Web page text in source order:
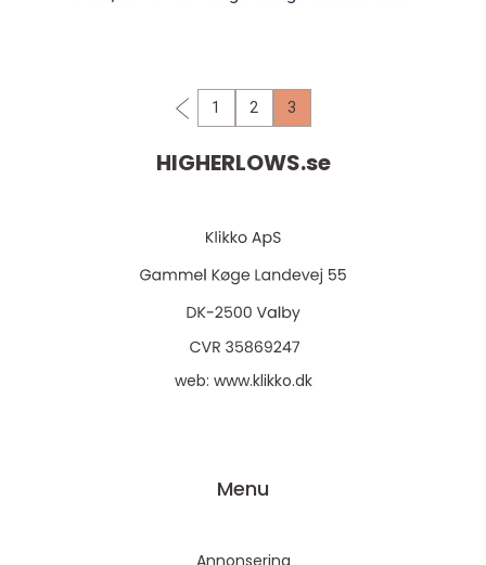
1 2 3
HIGHERLOWS.se
web: www.klikko.dk
Menu
Annonsering